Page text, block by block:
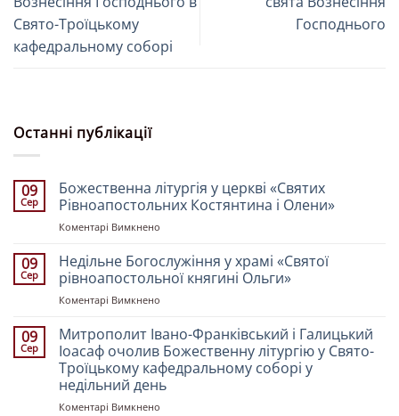
Свято-Троїцькому
кафедральному соборі
Господнього
Останні публікації
09
Сер
Божественна літургія у церкві «Святих
Рівноапостольних Костянтина і Олени»
Коментарі Вимкнено
літургія
у
церкві
Костянтина
Олени»
09
Сер
Недільне Богослужіння у храмі «Святої
рівноапостольної княгині Ольги»
Коментарі Вимкнено
Богослужіння
у
храмі
«Святої
рівноапостольної
09
Сер
Митрополит Івано-Франківський і Галицький
Іоасаф очолив Божественну літургію у Свято-
Троїцькому кафедральному соборі у
недільний день
Коментарі Вимкнено